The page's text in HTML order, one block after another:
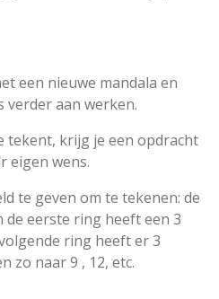
een nieuwe mandala en
aan werken.
tekent, krijg je een opdracht
eigen wens.
te geven om te tekenen: de
de eerste ring heeft een 3
ring heeft er 3
zo naar 9 , 12, etc.